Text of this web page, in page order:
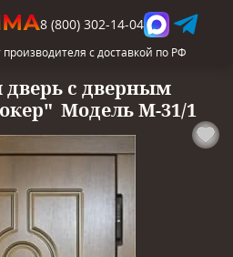
8 (800) 302-14-04
с доставкой по РФ
дверь с дверным
Модель М-31/1